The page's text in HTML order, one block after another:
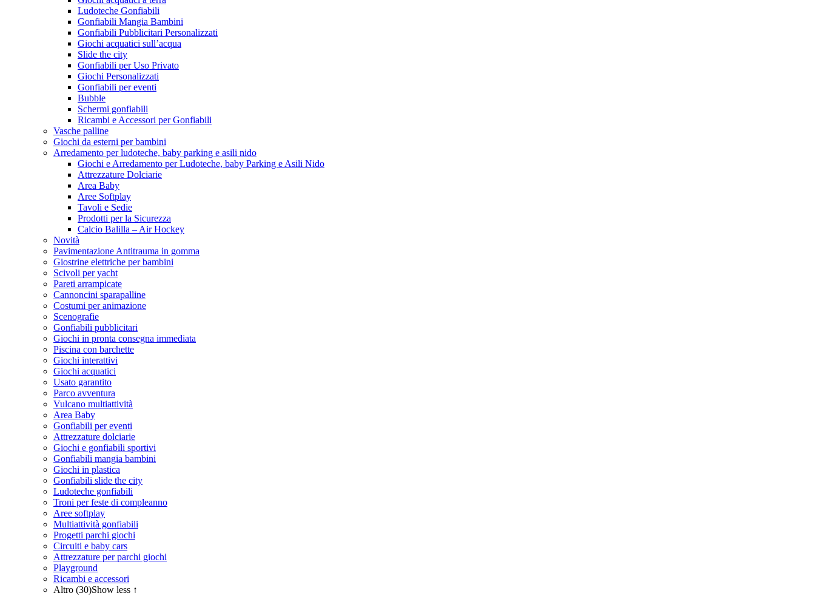
Ludoteche Gonfiabili
Gonfiabili Mangia Bambini
Gonfiabili Pubblicitari Personalizzati
Giochi acquatici sull’acqua
Slide the city
Gonfiabili per Uso Privato
Giochi Personalizzati
Gonfiabili per eventi
Bubble
Schermi gonfiabili
Ricambi e Accessori per Gonfiabili
Vasche palline
Giochi da esterni per bambini
Arredamento per ludoteche, baby parking e asili nido
Giochi e Arredamento per Ludoteche, baby Parking e Asili Nido
Attrezzature Dolciarie
Area Baby
Aree Softplay
Tavoli e Sedie
Prodotti per la Sicurezza
Calcio Balilla – Air Hockey
Novità
Pavimentazione Antitrauma in gomma
Giostrine elettriche per bambini
Scivoli per yacht
Pareti arrampicate
Cannoncini sparapalline
Costumi per animazione
Scenografie
Gonfiabili pubblicitari
Giochi in pronta consegna immediata
Piscina con barchette
Giochi interattivi
Giochi acquatici
Usato garantito
Parco avventura
Vulcano multiattività
Area Baby
Gonfiabili per eventi
Attrezzature dolciarie
Giochi e gonfiabili sportivi
Gonfiabili mangia bambini
Giochi in plastica
Gonfiabili slide the city
Ludoteche gonfiabili
Troni per feste di compleanno
Aree softplay
Multiattività gonfiabili
Progetti parchi giochi
Circuiti e baby cars
Attrezzature per parchi giochi
Playground
Ricambi e accessori
Altro (30)Show less ↑